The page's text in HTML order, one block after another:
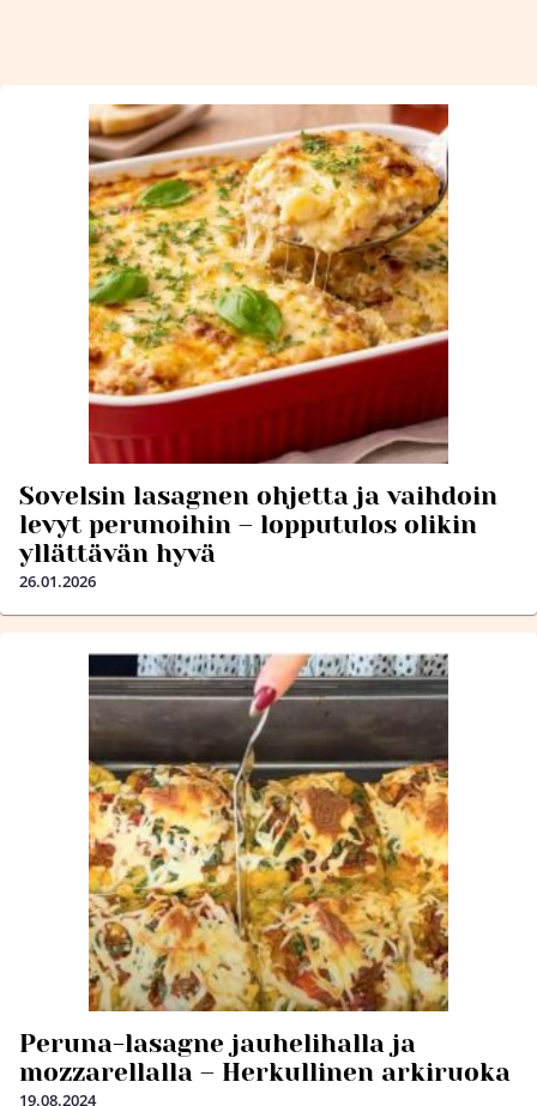
Sovelsin lasagnen ohjetta ja vaihdoin
levyt perunoihin – lopputulos olikin
yllättävän hyvä
26.01.2026
Peruna-lasagne jauhelihalla ja
mozzarellalla – Herkullinen arkiruoka
19.08.2024